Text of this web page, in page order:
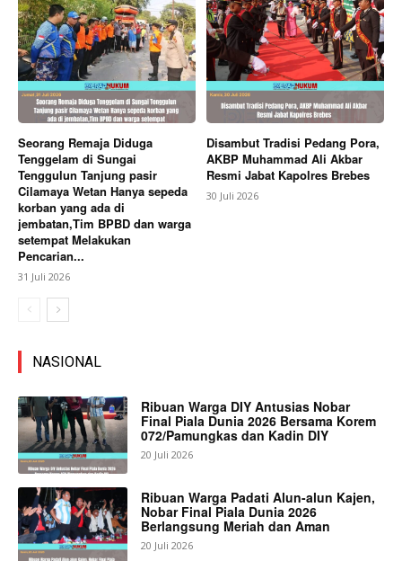
Seorang Remaja Diduga
Tenggelam di Sungai
Tenggulun Tanjung pasir
Cilamaya Wetan Hanya sepeda
korban yang ada di
jembatan,Tim BPBD dan warga
setempat Melakukan
Pencarian...
31 Juli 2026
Disambut Tradisi Pedang Pora,
AKBP Muhammad Ali Akbar
Resmi Jabat Kapolres Brebes
30 Juli 2026
NASIONAL
Ribuan Warga DIY Antusias Nobar
Final Piala Dunia 2026 Bersama Korem
072/Pamungkas dan Kadin DIY
20 Juli 2026
Ribuan Warga Padati Alun-alun Kajen,
Nobar Final Piala Dunia 2026
Berlangsung Meriah dan Aman
20 Juli 2026